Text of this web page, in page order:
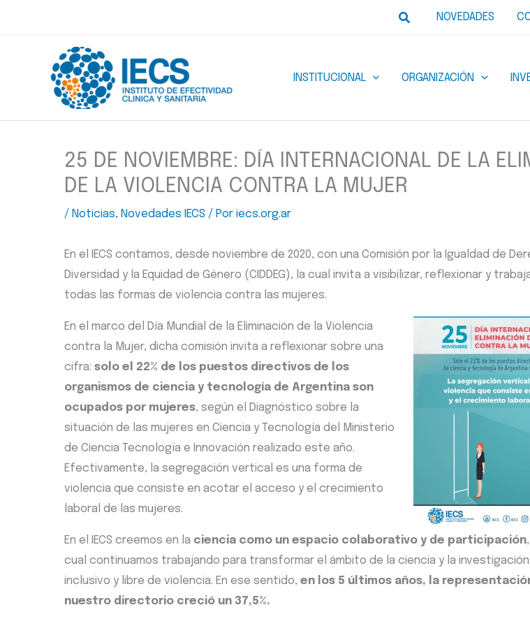
BuscarNOVEDADES
INSTITUCIONAL ORGANIZACIÓN
25 DE NOVIEMBRE: DÍA INTERNACIONAL DE LA
DE LA VIOLENCIA CONTRA LA MUJER
/ Noticias, Novedades IECS / Por iecs.org.ar
En el IECS contamos, desde noviembre de 2020, con una Comisión por la Igualdad de
Diversidad y la Equidad de Género (CIDDEG), la cual invita a visibilizar, reflexionar y
todas las formas de violencia contra las mujeres.
En el marco del Día Mundial de la Eliminación de la Violencia
contra la Mujer, dicha comisión invita a reflexionar sobre una
cifra: solo el 22% de los puestos directivos de los
organismos de ciencia y tecnología de Argentina son
ocupados por mujeres, según el Diagnóstico sobre la
situación de las mujeres en Ciencia y Tecnología del Ministerio
de Ciencia Tecnología e Innovación realizado este año.
Efectivamente, la segregación vertical es una forma de
violencia que consiste en acotar el acceso y el crecimiento
laboral de las mujeres.
En el IECS creemos en la ciencia como un espacio colaborativo y de participación
cual continuamos trabajando para transformar el ámbito de la ciencia y la investigación
inclusivo y libre de violencia. En ese sentido, en los 5 últimos años, la
nuestro directorio creció un 37,5%.